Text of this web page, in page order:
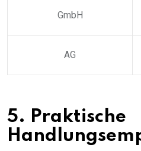
GmbH
AG
5. Praktische